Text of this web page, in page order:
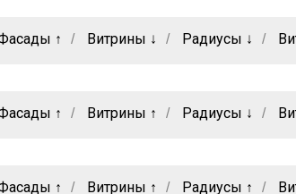
↑ / Витрины ↓ / Радиусы ↓ /
↑ / Витрины ↑ / Радиусы ↓ /
↑ / Витрины ↑ / Радиусы ↑ /